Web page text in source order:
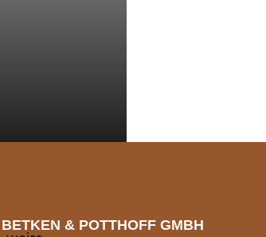
BETKEN & POTTHOFF GMBH